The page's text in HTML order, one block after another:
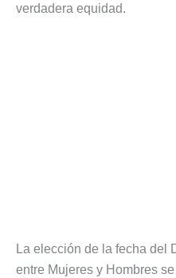
verdadera equidad.
La elección de la fecha del
entre Mujeres y Hombres